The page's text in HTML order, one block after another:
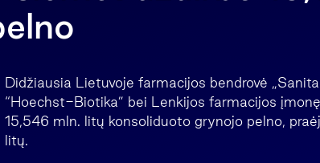
Didžiausia Lietuvoje farmacijos bendrovė
“Hoechst-Biotika” bei Lenkijos farmacijos
15,546 mln. litų konsoliduoto grynojo pelno,
litų.